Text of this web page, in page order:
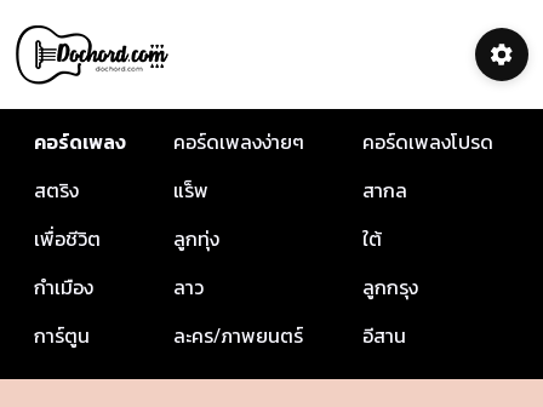
คอร์ดเพลง คอร์ดเพลงง่ายๆ
คอร์ดเพลงโปรด
สตริง
แร็พ
สากล
เพื่อชีวิต
ลูกทุ่ง
ใต้
กำเมือง
ลาว
ลูกกรุง
การ์ตูน
ละคร/ภาพยนตร์ อีสาน